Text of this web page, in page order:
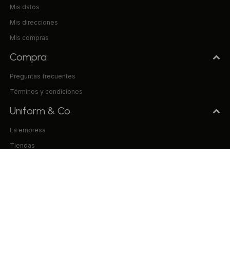
Mis datos
Mis direcciones
Mis compras
Compra
Preguntas frecuentes
Términos y condiciones
Uniform & Co.
La empresa
Tiendas